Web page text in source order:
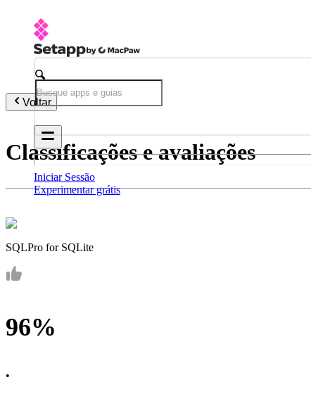
Iniciar Sessão
Experimentar grátis
Voltar
Classificações e avaliações
SQLPro for SQLite
96%
•